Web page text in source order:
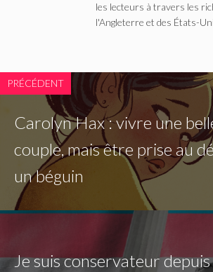
les lecteurs à travers les
l'Angleterre et des États-
PRÉCÉDENT
Carolyn Hax : vivre une
couple, mais être prise au
un béguin
Je suis conservateur